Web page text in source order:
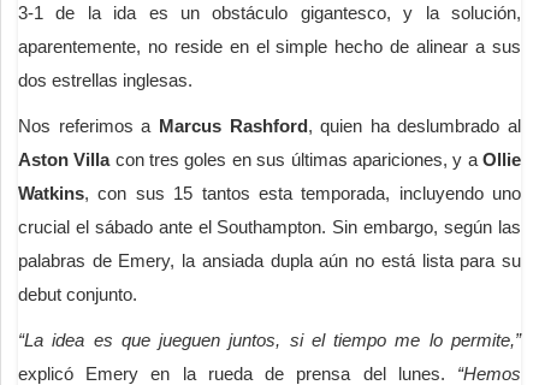
3-1 de la ida es un obstáculo gigantesco, y la solución,
aparentemente, no reside en el simple hecho de alinear a sus
dos estrellas inglesas.
Nos referimos a Marcus Rashford, quien ha deslumbrado al
Aston Villacon tres goles en sus últimas apariciones, y aOllie
Watkins, con sus 15 tantos esta temporada, incluyendo uno
crucial el sábado ante el Southampton. Sin embargo, según las
palabras de Emery, la ansiada dupla aún no está lista para su
debut conjunto.
“La idea es que jueguen juntos, si el tiempo me lo permite,”
explicó Emery en la rueda de prensa del lunes. “Hemos